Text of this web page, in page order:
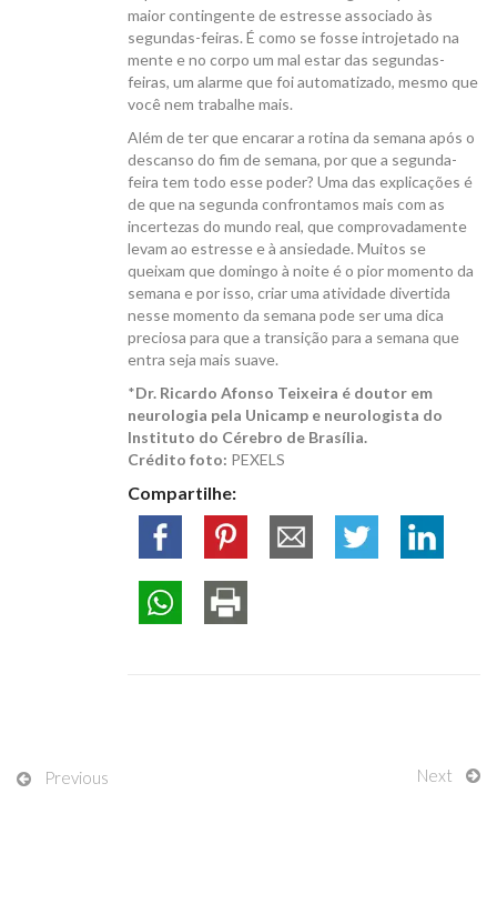
maior contingente de estresse associado às
segundas-feiras. É como se fosse introjetado na
mente e no corpo um mal estar das segundas-
feiras, um alarme que foi automatizado, mesmo que
você nem trabalhe mais.
Além de ter que encarar a rotina da semana após o
descanso do fim de semana, por que a segunda-
feira tem todo esse poder? Uma das explicações é
de que na segunda confrontamos mais com as
incertezas do mundo real, que comprovadamente
levam ao estresse e à ansiedade. Muitos se
queixam que domingo à noite é o pior momento da
semana e por isso, criar uma atividade divertida
nesse momento da semana pode ser uma dica
preciosa para que a transição para a semana que
entra seja mais suave.
*Dr. Ricardo Afonso Teixeira é doutor em
neurologia pela Unicamp e neurologista do
Instituto do Cérebro de Brasília.
Crédito foto: PEXELS
Compartilhe:
Previous Next